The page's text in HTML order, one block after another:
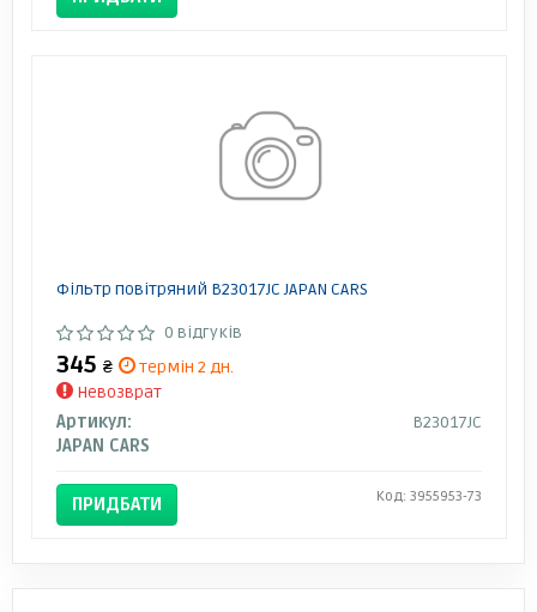
Фільтр повітряний B23017JC JAPAN CARS
0 відгуків
345 ₴
термін 2 дн.
Невозврат
Артикул:
B23017JC
JAPAN CARS
ПРИДБАТИ Код: 3955953-73